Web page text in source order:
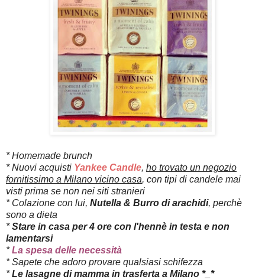
* Homemade brunch
* Nuovi acquisti Yankee Candle, ho trovato un negozio
fornitissimo a Milano vicino casa, con tipi di candele mai
visti prima se non nei siti stranieri
* Colazione con lui, Nutella & Burro di arachidi, perchè
sono a dieta
*Stare in casa per 4 ore con l'hennè in testa e non
lamentarsi
*La spesa delle necessità
* Sapete che adoro provare qualsiasi schifezza
*Le lasagne di mamma in trasferta a Milano *_*